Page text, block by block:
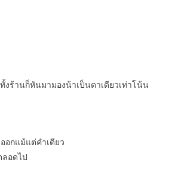
งร้านก็หันมามองน้าเป็นตาเดียวเท่าโน้น
อกแม้แต่คำเดียว
อดไป